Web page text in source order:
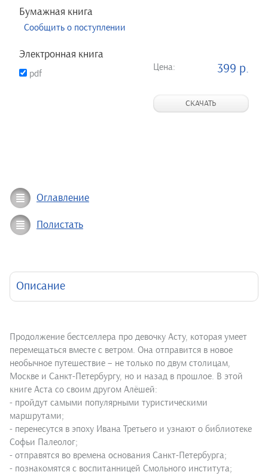
Бумажная книга
Сообщить о поступлении
Электронная книга
pdf
Цена: 399 р.
СКАЧАТЬ
Оглавление
Полистать
Описание
Продолжение бестселлера про девочку Асту, которая умеет
перемещаться вместе с ветром. Она отправится в новое
необычное путешествие – не только по двум столицам,
Москве и Санкт-Петербургу, но и назад в прошлое. В этой
книге Аста со своим другом Алёшей:
- пройдут самыми популярными туристическими
маршрутами;
- перенесутся в эпоху Ивана Третьего и узнают о библиотеке
Софьи Палеолог;
- отправятся во времена основания Санкт-Петербурга;
- познакомятся с воспитанницей Смольного института;